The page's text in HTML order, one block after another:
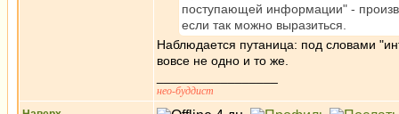
поступающей информации" -
если так можно выразиться.
Наблюдается путаница: под словами
вовсе не одно и то же.
нео-буддист